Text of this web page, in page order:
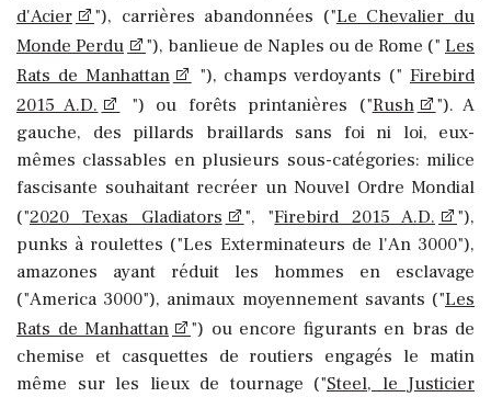
d'Acier
"), carrières abandonnées ("Le Chevalier du
Monde Perdu
"), banlieue de Naples ou de Rome (" Les
Rats de Manhattan
"), champs verdoyants ("Firebird
2015 A.D.
") ou forêts printanières ("Rush
"). A
gauche, des pillards braillards sans foi ni loi, eux-
mêmes classables en plusieurs sous-catégories: milice
fascisante souhaitant recréer un Nouvel Ordre Mondial
("2020 Texas Gladiators ", "Firebird 2015 A.D.
"),
punks à roulettes ("Les Exterminateurs de l'An 3000"),
amazones ayant réduit les hommes en esclavage
("America 3000"), animaux moyennement savants ("Les
Rats de Manhattan
") ou encore figurants en bras de
chemise et casquettes de routiers engagés le matin
même sur les lieux de tournage ("Steel, le Justicier